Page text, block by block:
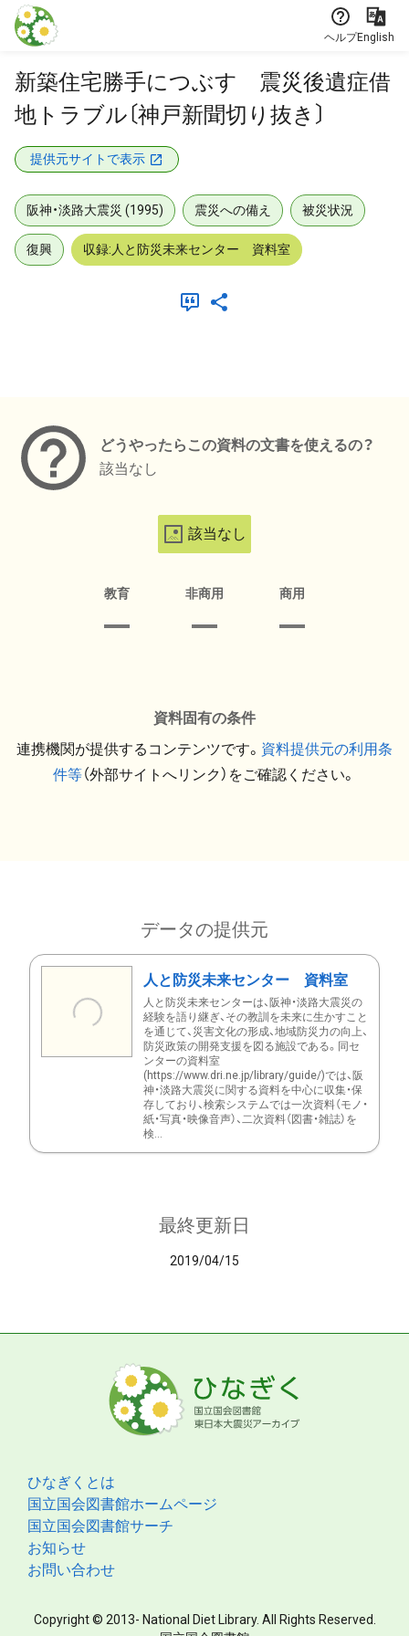
本文に飛ぶ
ヘルプEnglish
新築住宅勝手につぶす 震災後遺症借
地トラブル〔神戸新聞切り抜き〕
提供元サイトで表示
阪神・淡路大震災 (1995) 震災への備え 被災状況
復興 収録:人と防災未来センター 資料室
どうやったらこの資料の文書を使えるの？
該当なし
該当なし
教育 非商用 商用
資料固有の条件
連携機関が提供するコンテンツです。 資料提供元の利用条
件等（外部サイトへリンク）をご確認ください。
データの提供元
人と防災未来センター 資料室
人と防災未来センターは、阪神・淡路大震災の
経験を語り継ぎ、その教訓を未来に生かすこと
を通じて、災害文化の形成、地域防災力の向上、
防災政策の開発支援を図る施設である。同セ
ンターの資料室
(https://www.dri.ne.jp/library/guide/)では、阪
神・淡路大震災に関する資料を中心に収集・保
存しており、検索システムでは一次資料（モノ・
紙・写真・映像音声）、二次資料（図書・雑誌）を
検...
最終更新日
2019/04/15
ひなぎくとは
国立国会図書館ホームページ
国立国会図書館サーチ
お知らせ
お問い合わせ
Copyright © 2013- National Diet Library. All Rights Reserved.